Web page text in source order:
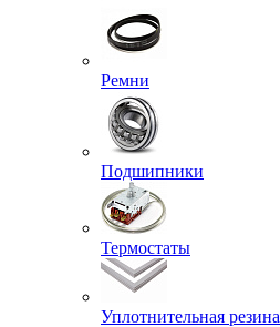
Ремни
Подшипники
Термостаты
Уплотнительная резина